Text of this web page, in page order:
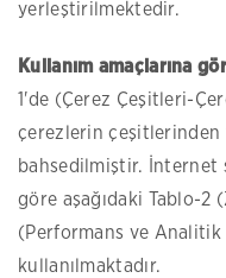
yerleştirilmektedir.
Kullanım amaçlarına
1'de (Çerez Çeşitleri-
çerezlerin çeşitlerinden
bahsedilmiştir. İnternet
göre aşağıdaki Tablo-2
(Performans ve
kullanılmaktadır.